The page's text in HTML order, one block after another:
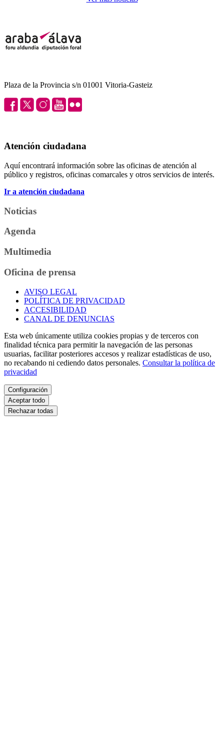
Plaza de la Provincia s/n 01001 Vitoria-Gasteiz
Atención ciudadana
Aquí encontrará información sobre las oficinas de atención al
público y registros, oficinas comarcales y otros servicios de interés.
Ir a atención ciudadana
Noticias
Agenda
Multimedia
Oficina de prensa
AVISO LEGAL
POLÍTICA DE PRIVACIDAD
ACCESIBILIDAD
CANAL DE DENUNCIAS
Esta web únicamente utiliza cookies propias y de terceros con
finalidad técnica para permitir la navegación de las personas
usuarias, facilitar posteriores accesos y realizar estadísticas de uso,
no recabando ni cediendo datos personales. Consultar la política de
privacidad
Configuración
Aceptar todo
Rechazar todas